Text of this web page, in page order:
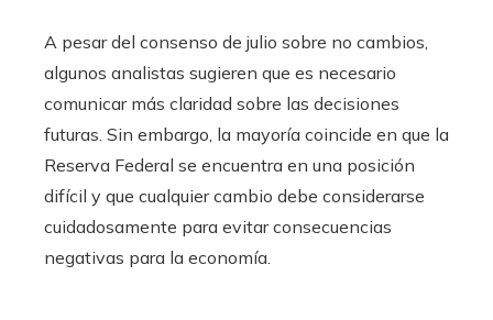
A pesar del consenso de julio sobre no cambios,
algunos analistas sugieren que es necesario
comunicar más claridad sobre las decisiones
futuras. Sin embargo, la mayoría coincide en que la
Reserva Federal se encuentra en una posición
difícil y que cualquier cambio debe considerarse
cuidadosamente para evitar consecuencias
negativas para la economía.